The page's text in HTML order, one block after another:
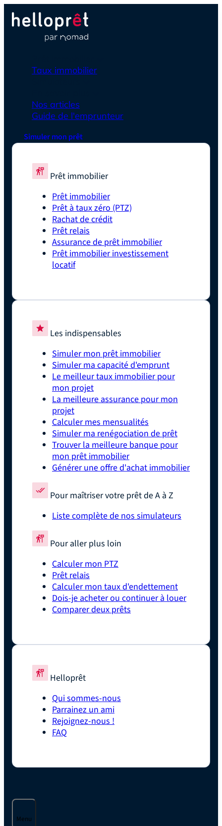
Taux immobilier
Nos articles
Guide de l'emprunteur
Simuler mon prêt
Prêt immobilier
Prêt immobilier
Prêt à taux zéro (PTZ)
Rachat de crédit
Prêt relais
Assurance de prêt immobilier
Prêt immobilier investissement
locatif
Les indispensables
Simuler mon prêt immobilier
Simuler ma capacité d'emprunt
Le meilleur taux immobilier pour
mon projet
La meilleure assurance pour mon
projet
Calculer mes mensualités
Simuler ma renégociation de prêt
Trouver la meilleure banque pour
mon prêt immobilier
Générer une offre d'achat immobilier
Pour maîtriser votre prêt de A à Z
Liste complète de nos simulateurs
Pour aller plus loin
Calculer mon PTZ
Prêt relais
Calculer mon taux d'endettement
Dois-je acheter ou continuer à louer
Comparer deux prêts
Helloprêt
Qui sommes-nous
Parrainez un ami
Rejoignez-nous !
FAQ
Menu